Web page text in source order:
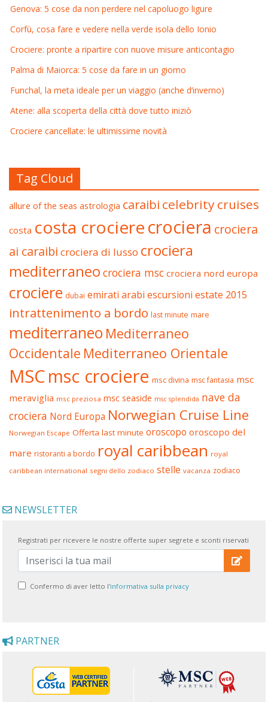
Genova: 5 cose da non perdere nel capoluogo ligure
Corfù, cosa fare e vedere nella verde isola dello Ionio
Crociere: pronte a ripartire con nuove misure anticontagio
Palma di Maiorca: 5 cose da fare in un giorno
Funchal, la meta ideale per un viaggio (anche d’inverno)
Atene: alla scoperta della città dove tutto iniziò
Crociere cancellate: le ultimissime novità
Tag Cloud
allure of the seas astrologia caraibi celebrity cruises
costa costa crocierecrociera crociera
ai caraibi crociera di lusso crociera
mediterraneo crociera msc crociera nord europa
crociere dubai emirati arabi escursioni estate 2015
intrattenimento a bordo last minute mare
mediterraneo Mediterraneo
Occidentale Mediterraneo Orientale
MSCmsc crociere msc divina msc fantasia msc
meraviglia msc preziosa msc seaside msc splendida nave da
crociera Nord Europa Norwegian Cruise Line
Norwegian Escape Offerta last minute oroscopo oroscopo del
mare ristoranti a bordo royal caribbean royal
caribbean international segni dello zodiaco stelle vacanza zodiaco
NEWSLETTER
Registrati per ricevere le nostre offerte super segrete e sconti riservati
Confermo di aver letto l'informativa sulla privacy
PARTNER